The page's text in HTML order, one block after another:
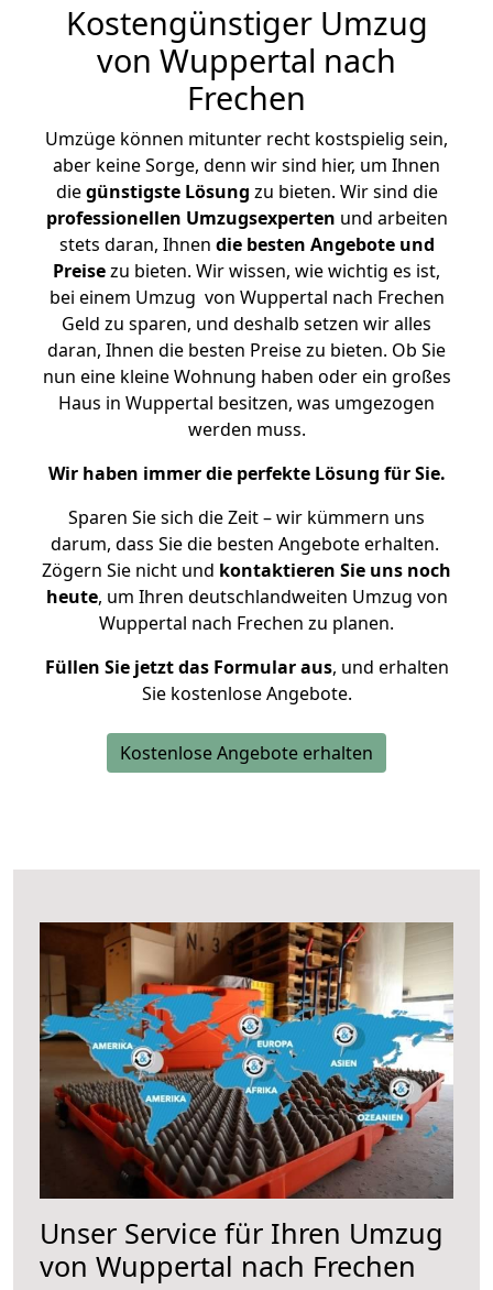
Kostengünstiger Umzug
von Wuppertal nach
Frechen
Umzüge können mitunter recht kostspielig sein,
aber keine Sorge, denn wir sind hier, um Ihnen
diegünstigste Lösung zu bieten. Wir sind die
professionellen Umzugsexperten und arbeiten
stets daran, Ihnen die besten Angebote und
Preisezu bieten. Wir wissen, wie wichtig es ist,
bei einem Umzug von Wuppertal nach Frechen
Geld zu sparen, und deshalb setzen wir alles
daran, Ihnen die besten Preise zu bieten. Ob Sie
nun eine kleine Wohnung haben oder ein großes
Haus in Wuppertal besitzen, was umgezogen
werden muss.
Wir haben immer die perfekte Lösung für Sie.
Sparen Sie sich die Zeit – wir kümmern uns
darum, dass Sie die besten Angebote erhalten.
Zögern Sie nicht und kontaktieren Sie uns noch
heute, um Ihren deutschlandweiten Umzug von
Wuppertal nach Frechen zu planen.
Füllen Sie jetzt das Formular aus, und erhalten
Sie kostenlose Angebote.
Kostenlose Angebote erhalten
Unser Service für Ihren Umzug
von Wuppertal nach Frechen